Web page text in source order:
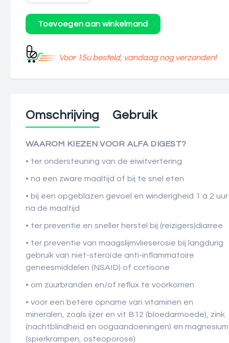
Voor 15u besteld, vandaag nog verzonden!
Omschrijving Gebruik
WAAROM KIEZEN VOOR ALFA DIGEST?
• ter ondersteuning van de eiwitvertering
• na een zware maaltijd of bij te snel eten
• bij een opgeblazen gevoel en winderigheid 1 à 2 uur
na de maaltijd
• ter preventie en sneller herstel bij (reizigers)diarree
• ter preventie van maagslijmvlieserosie bij langdurig
gebruik van niet-steroïde anti-inflammatoire
geneesmiddelen (NSAID) of cortisone
• om zuurbranden en/of reflux te voorkomen
• voor een betere opname van vitaminen en
mineralen, zoals ijzer en vit B12 (bloedarmoede), zink
(nachtblindheid en oogaandoeningen) en magnesium
(spierkrampen, osteoporose)